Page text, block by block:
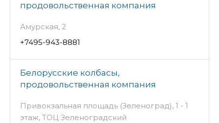
продовольственная компания
Амурская, 2
+7495-943-8881
Белорусские колбасы,
продовольственная компания
Привокзальная площадь (Зеленоград), 1 - 1
этаж, ТОЦ Зеленоградский